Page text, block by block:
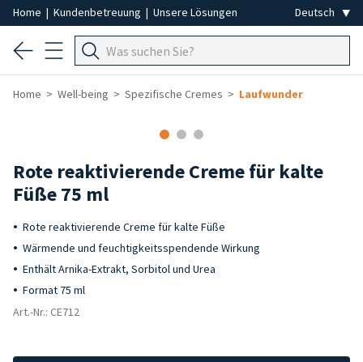
Home | Kundenbetreuung | Unsere Lösungen
Home Well-being Spezifische Cremes Laufwunder
Rote reaktivierende Creme für kalte
Füße 75 ml
Rote reaktivierende Creme für kalte Füße
Wärmende und feuchtigkeitsspendende Wirkung
Enthält Arnika-Extrakt, Sorbitol und Urea
Format 75 ml
Art.-Nr.: CE712